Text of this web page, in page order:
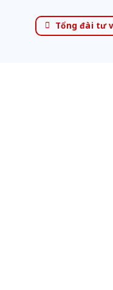
Tổng đài tư